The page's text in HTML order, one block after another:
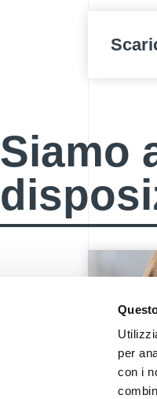
per
con i
Siamo